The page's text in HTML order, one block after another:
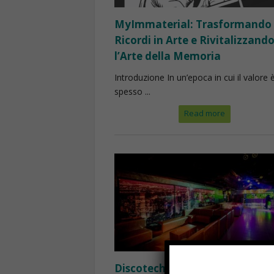
MyImmaterial: Trasformando
Ricordi in Arte e Rivitalizzando
l’Arte della Memoria
Introduzione In un’epoca in cui il valore è
spesso ...
Read more
Discoteche eleganti Milano: